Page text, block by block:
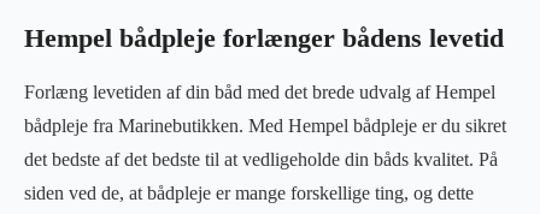
Hempel bådpleje forlænger bådens levetid
Forlæng levetiden af din båd med det brede udvalg af Hempel
bådpleje fra Marinebutikken. Med Hempel bådpleje er du sikret
det bedste af det bedste til at vedligeholde din båds kvalitet. På
siden ved de, at bådpleje er mange forskellige ting, og dette